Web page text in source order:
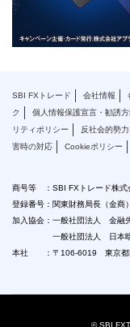
SBI FXトレード 会社情報
ク
個人情報保護宣言・勧誘
リティポリシー
反社会的勢
害時の対応
Cookieポリシー
商号等 ：SBI FXトレード株式
登録番号：関東財務局長（金商
加入協会：一般社団法人 金融
一般社団法人 日本暗号
本社 ：〒106-6019 東京都港
© SBI